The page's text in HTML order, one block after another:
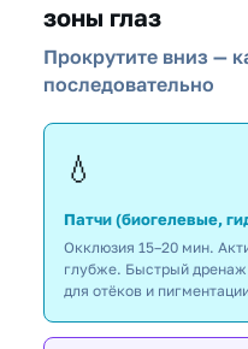
зоны глаз
Прокрутите вниз —
последовательно
💧
Патчи (биогелевые,
Окклюзия 15–20 мин.
глубже. Быстрый дренаж
для отёков и